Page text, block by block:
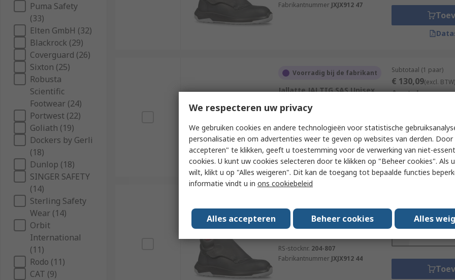
Puma Safety
(33)
Elten GmbH (32)
Blackrock (29)
Coverguard (26)
Sixton (25)
Robusta
Scientific
Footwear (24)
Portwest (22)
Goliath (19)
Dockers by Gerli
(18)
Dunlop (18)
SINGER SAFETY
(14)
Sterling Safety
Wear (14)
Orbit
International
(11)
Rodo (11)
CAT (9)
Fabrikantnummer JXJX912 47
Voorradig bij de fabrikant
Jallatte JALTIG SAS Unisex
UK 4
FabrikantnummerJXJX912 37
Subtotaal (1 paar)
€ 130,09(excl. BTW)
Aantal
Jallatte JALTIG SAS Unisex
Black Aluminium Safety Shoes,
RS-stocknr. 204-807
Fabrikantnummer JXJX912 44
€ 130,09(excl. BTW)
Aantal
We respecteren uw privacy
We gebruiken cookies en andere technologieën voor statistische
personalisatie en om advertenties weer te geven op websites van derden. Door
accepteren" te klikken, geeft u toestemming voor de verwerking van niet-
cookies. U kunt uw cookies selecteren door te klikken op "Beheer cookies". Als
wilt, klikt u op "Alles weigeren". Dit kan de toegang tot bepaalde functies
informatie vindt u in ons cookiebeleid
Alles accepteren Beheer cookies Alles